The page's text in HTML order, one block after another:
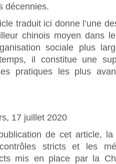
décennies.
traduit ici donne l’une
chinois moyen dans
sociale plus
il constitue une
pratiques les plus
17 juillet 2020
de cet article,
stricts et les
mis en place par la